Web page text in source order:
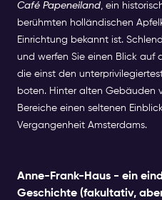
Café Papeneiland, ein
berühmten holländischen
Einrichtung bekannt ist.
und werfen Sie einen Blick auf
die einst den
boten. Hinter alten Gebäuden
Bereiche einen seltenen
Vergangenheit Amsterdams.
Anne-Frank-Haus - ein
Geschichte (fakultativ,